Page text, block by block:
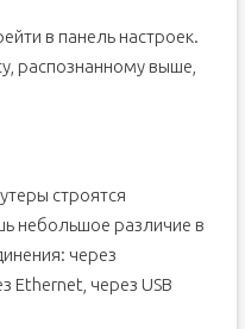
в панель настроек.
распознанному выше,
строятся
небольшое различие в
через
Ethernet, через USB